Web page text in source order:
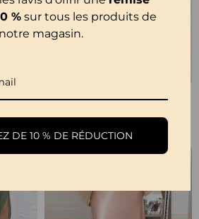
% sur tous les produits de
notre magasin.
BÉNÉFICIEZ DE 10 % DE RÉDUCTION